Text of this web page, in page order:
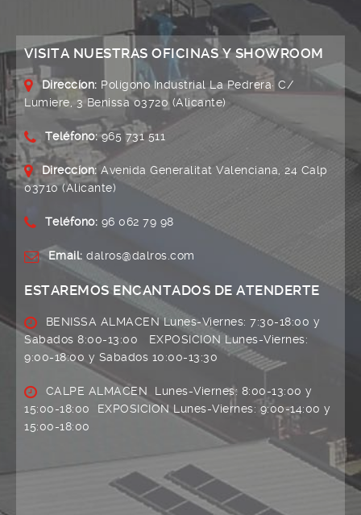
VISITA NUESTRAS OFICINAS Y SHOWROOM
Direccíon: Polígono Industrial La Pedrera· C/
Lumiere, 3 Benissa 03720 (Alicante)
Teléfono:965 731 511
Direccíon: Avenida Generalitat Valenciana, 24 Calp
03710 (Alicante)
Teléfono: 96 062 79 98
Email: dalros@dalros.com
ESTAREMOS ENCANTADOS DE ATENDERTE
BENISSA ALMACEN Lunes-Viernes: 7:30-18:00 y
Sabados 8:00-13:00 EXPOSICION Lunes-Viernes:
9:00-18:00 y Sabados 10:00-13:30
CALPE ALMACEN Lunes-Viernes: 8:00-13:00 y
15:00-18:00 EXPOSICION Lunes-Viernes: 9:00-14:00 y
15:00-18:00